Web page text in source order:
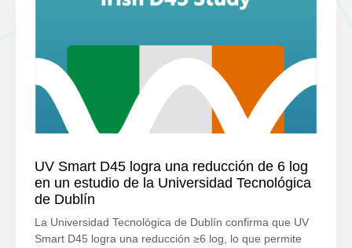
UV Smart D45 logra una reducción de 6 log
en un estudio de la Universidad Tecnológica
de Dublín
La Universidad Tecnológica de Dublín confirma que UV
Smart D45 logra una reducción ≥6 log, lo que permite